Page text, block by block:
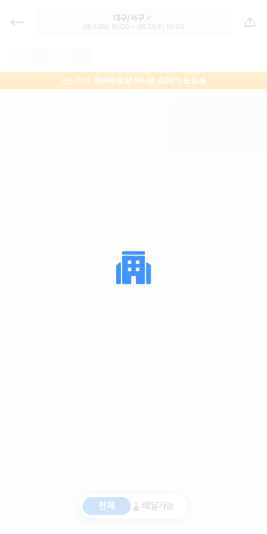
대구 렌트카 - 서구 렌터카 가격비교,
최저가 보장 1위 카모아
대구/서구
08.11(화) 10:00 ~ 08.12(수) 10:00
모든 차량,최저가 보장! 아니면 400% 보상
전체 배달가능